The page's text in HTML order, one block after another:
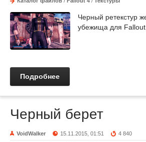
Черный ретекстур
убежища для
Подробнее
Черный берет
VoidWalker 15.11.2015, 01:51 4 840